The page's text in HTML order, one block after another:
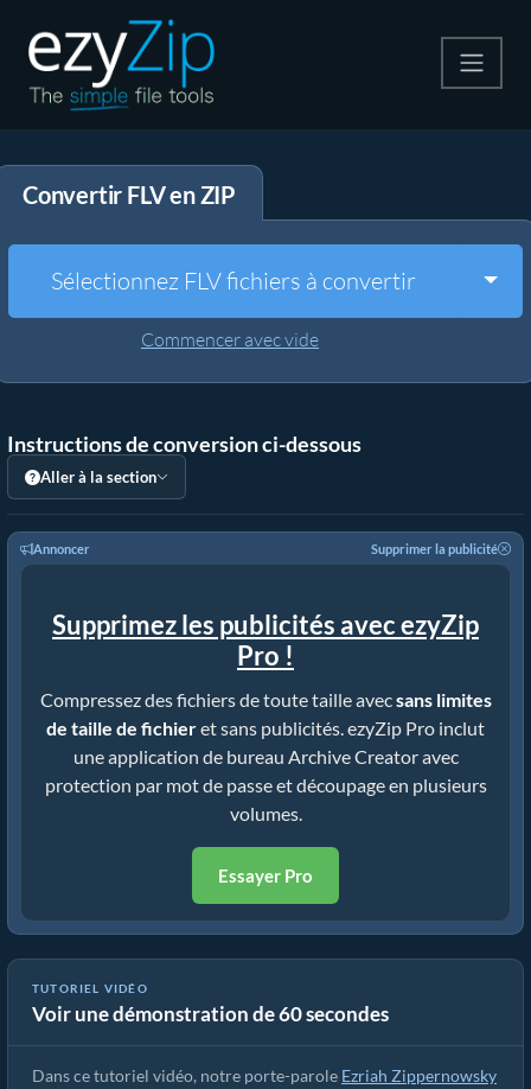
Décompresser
Autres outils
Convertir FLV en ZIP
Sélectionnez FLV fichiers à convertir
Commencer avec vide
Instructions de conversion ci-dessous
Aller à la section
Annoncer Supprimer la publicité
Supprimez les publicités avec ezyZip
Pro !
Compressez des fichiers de toute taille avecsans limites
de taille de fichieret sans publicités. ezyZip Pro inclut
une application de bureau Archive Creator avec
protection par mot de passe et découpage en plusieurs
volumes.
Essayer Pro
TUTORIEL VIDÉO
Voir une démonstration de 60 secondes
Comment Convertir FLV en Fichier ZIP En Ligne (Guide Simple)
Dans ce tutoriel vidéo, notre porte-parole Ezriah Zippernowsky